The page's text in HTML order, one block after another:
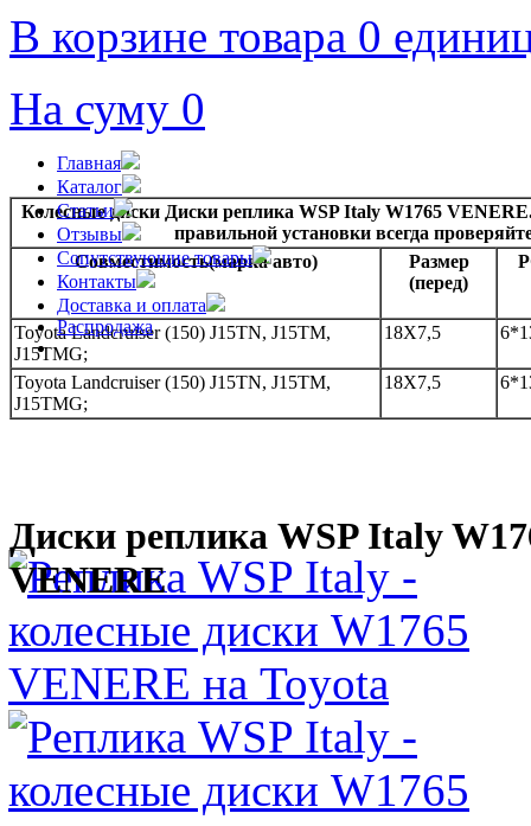
Главная
Каталог
Статьи
Отзывы
Сопутствующие товары
Контакты
Доставка и оплата
Распродажа
В корзине товара 0
На суму 0
Колесные диски Диски реплика WSP Italy W1765
правильной установки всегда
Совместимость(марка авто)
Размер
(перед)
Toyota Landcruiser (150) J15TN, J15TM,
J15TMG;
18Х7,5
Toyota Landcruiser (150) J15TN, J15TM,
J15TMG;
18Х7,5
Диски реплика WSP Italy
VENERE